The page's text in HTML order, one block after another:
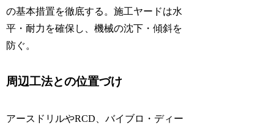
の基本措置を徹底する。施工ヤードは水
平・耐力を確保し、機械の沈下・傾斜を
防ぐ。
周辺工法との位置づけ
アースドリルやRCD、バイブロ・ディー